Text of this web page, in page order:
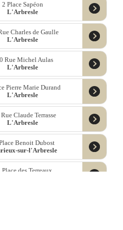
2 Place Sapéon
L'Arbresle
Charles de Gaulle
L'Arbresle
Rue Michel Aulas
L'Arbresle
Pierre Marie Durand
L'Arbresle
Claude Terrasse
L'Arbresle
Benoit Dubost
sur-l'Arbresle
Place des Terreaux